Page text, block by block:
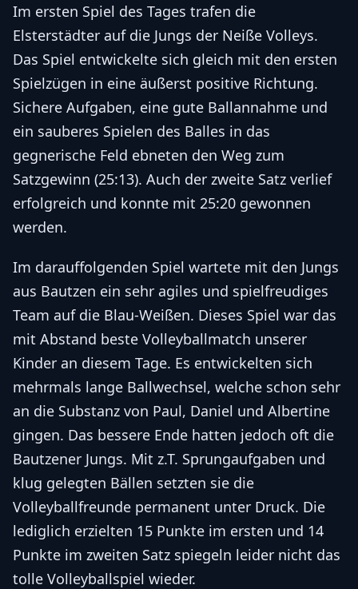
Im ersten Spiel des Tages trafen die
Elsterstädter auf die Jungs der Neiße Volleys.
Das Spiel entwickelte sich gleich mit den ersten
Spielzügen in eine äußerst positive Richtung.
Sichere Aufgaben, eine gute Ballannahme und
ein sauberes Spielen des Balles in das
gegnerische Feld ebneten den Weg zum
Satzgewinn (25:13). Auch der zweite Satz verlief
erfolgreich und konnte mit 25:20 gewonnen
werden.
Im darauffolgenden Spiel wartete mit den Jungs
aus Bautzen ein sehr agiles und spielfreudiges
Team auf die Blau-Weißen. Dieses Spiel war das
mit Abstand beste Volleyballmatch unserer
Kinder an diesem Tage. Es entwickelten sich
mehrmals lange Ballwechsel, welche schon sehr
an die Substanz von Paul, Daniel und Albertine
gingen. Das bessere Ende hatten jedoch oft die
Bautzener Jungs. Mit z.T. Sprungaufgaben und
klug gelegten Bällen setzten sie die
Volleyballfreunde permanent unter Druck. Die
lediglich erzielten 15 Punkte im ersten und 14
Punkte im zweiten Satz spiegeln leider nicht das
tolle Volleyballspiel wieder.